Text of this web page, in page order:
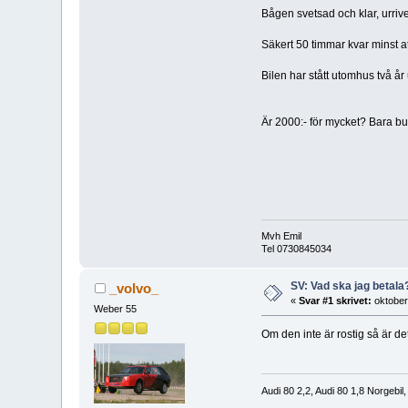
Bågen svetsad och klar,
Säkert 50 timmar kvar minst
Bilen har stått utomhus två år
Är 2000:- för mycket? Bara
Mvh Emil
Tel 0730845034
_volvo_
Weber 55
SV: Vad ska jag
«Svar #1 skrivet:
Om den inte är rostig så är
Audi 80 2,2, Audi 80 1,8